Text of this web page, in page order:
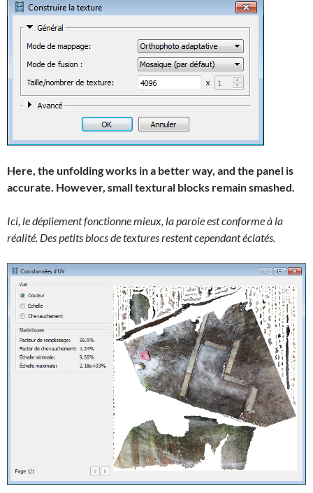
Here, the unfolding works in a better way, and the panel is
accurate. However, small textural blocks remain smashed.
Ici, le dépliement fonctionne mieux, la paroie est conforme à la
réalité. Des petits blocs de textures restent cependant éclatés.